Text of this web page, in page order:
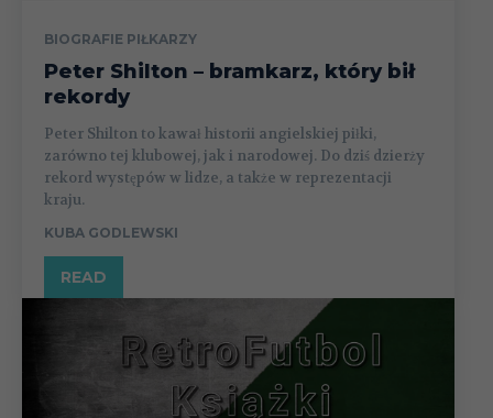
BIOGRAFIE PIŁKARZY
Peter Shilton – bramkarz, który bił
rekordy
Peter Shilton to kawał historii angielskiej piłki,
zarówno tej klubowej, jak i narodowej. Do dziś dzierży
rekord występów w lidze, a także w reprezentacji
kraju.
KUBA GODLEWSKI
READ